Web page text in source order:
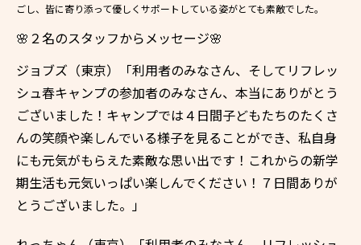
ごし、皆に寄り添って優しくサポートしている姿がとても素敵でした。
🌸２ 名のスタッフからメッセージ🌸
ジョブズ（東京）「利用者のみなさん、そしてリフレッ
シュ春キャンプの参加者のみなさん、本当にありがとう
ございました！キャンプでは４日間子どもたちのたくさ
んの笑顔や楽しんでいる様子を見ることができ、私自身
にも元気がもらえた素敵な思い出です！これからの新学
期生活も元気いっぱい楽しんでください！７日間ありが
とうございました。 」